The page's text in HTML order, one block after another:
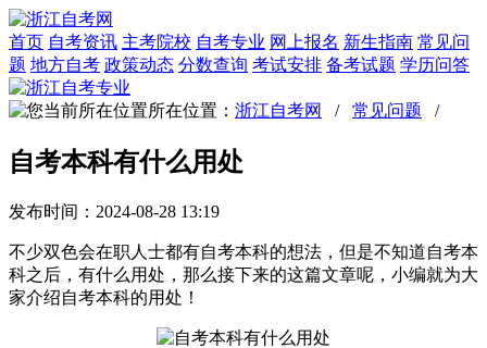
首页 自考资讯 主考院校 自考专业 网上报名 新生指南 常见问
题 地方自考 政策动态 分数查询 考试安排 备考试题 学历问答
所在位置： 浙江自考网 / 常见问题 /
自考本科有什么用处
发布时间：2024-08-28 13:19
不少双色会在职人士都有自考本科的想法，但是不知道自考本
科之后，有什么用处，那么接下来的这篇文章呢，小编就为大
家介绍自考本科的用处！